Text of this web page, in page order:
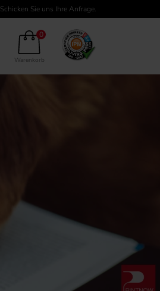
Schicken Sie uns Ihre Anfrage.
0
Warenkorb